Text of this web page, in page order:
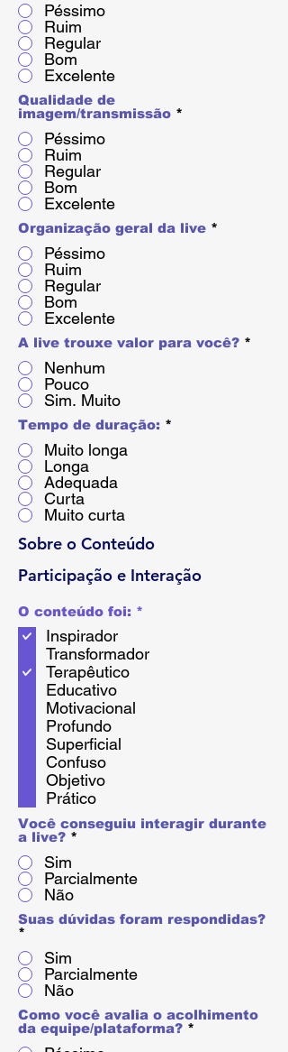
Péssimo
Ruim
Regular
Bom
Excelente
Qualidade de
imagem/transmissão *
Péssimo
Ruim
Regular
Bom
Excelente
Organização geral da live *
Péssimo
Ruim
Regular
Bom
Excelente
A live trouxe valor para você? *
Nenhum
Pouco
Sim. Muito
Tempo de duração: *
Muito longa
Longa
Adequada
Curta
Muito curta
Sobre o Conteúdo
Participação e Interação
O conteúdo foi: *
目
Inspirador
Transformador
Terapêutico
Educativo
Motivacional
Profundo
Superficial
Confuso
Objetivo
Prático
Você conseguiu interagir durante
a live? *
Sim
Parcialmente
Não
Suas dúvidas foram respondidas?
*
Sim
Parcialmente
Não
Como você avalia o acolhimento
da equipe/plataforma? *